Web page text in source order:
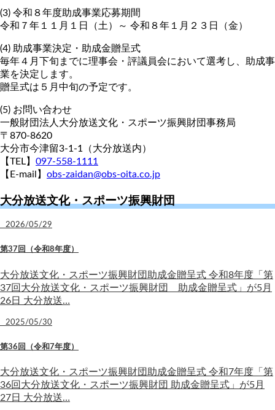
(3) 令和８年度助成事業応募期間
令和７年１１月１日（土）～ 令和８年１月２３日（金）
(4) 助成事業決定・助成金贈呈式
毎年４月下旬までに理事会・評議員会において選考し、助成事
業を決定します。
贈呈式は５月中旬の予定です。
(5) お問い合わせ
一般財団法人大分放送文化・スポーツ振興財団事務局
〒870-8620
大分市今津留3-1-1（大分放送内）
【TEL】 097-558-1111
【E-mail】 obs-zaidan@obs-oita.co.jp
大分放送文化・スポーツ振興財団
2026/05/29
第37回（令和8年度）
大分放送文化・スポーツ振興財団助成金贈呈式 令和8年度「第
37回大分放送文化・スポーツ振興財団 助成金贈呈式」が5月
26日 大分放送…
2025/05/30
第36回（令和7年度）
大分放送文化・スポーツ振興財団助成金贈呈式 令和7年度「第
36回大分放送文化・スポーツ振興財団 助成金贈呈式」が5月
27日 大分放送…